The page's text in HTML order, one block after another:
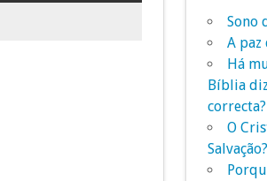
Sono
A
Há
Bíblia
correcta?
O
Salvação?